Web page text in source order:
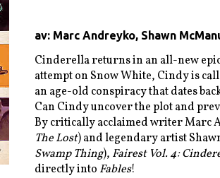
av: Marc Andreyko, Shawn
Cinderella returns in an all-new
attempt on Snow White, Cindy is
an age-old conspiracy that dates
Can Cindy uncover the plot and
By critically acclaimed writer Marc
The Lost) and legendary artist
Swamp Thing), Fairest Vol. 4:
directly into Fables!